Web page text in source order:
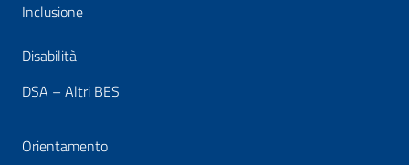
Inclusione
Disabilità
DSA – Altri BES
Orientamento